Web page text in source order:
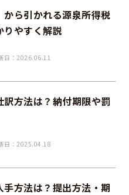
から引かれる源泉所得税
りやすく解説
日：2026.06.11
方法は？納付期限や罰
日：2025.04.18
方法は？提出方法・期